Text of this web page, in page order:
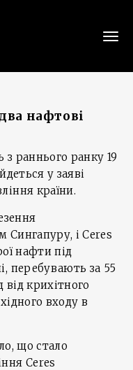
нафтові
раннього ранку 19
у заяві
країни.
Сингапуру, і Ceres
нафти під
перебувають за 55
від крихітного
входу в
що стало
Ceres